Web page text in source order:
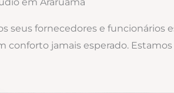
seus fornecedores e funcionários
jamais esperado.